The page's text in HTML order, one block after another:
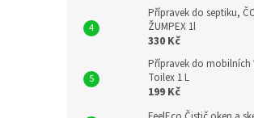
Přípravek do septiku,
ŽUMPEX 1l
330 Kč
Přípravek do mobilních
Toilex 1 L
199 Kč